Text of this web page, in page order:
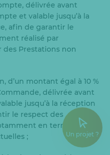
délivrée avant
et valable jusqu’à la
afin de garantir le
réalisé par
Prestations non
d’un montant égal à 10 %
délivrée avant
jusqu’à la réception
le respect des
en termes de
;
Un projet ?